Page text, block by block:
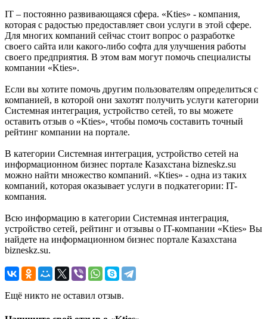
IT – постоянно развивающаяся сфера. «Kties» - компания,
которая с радостью предоставляет свои услуги в этой сфере.
Для многих компаний сейчас стоит вопрос о разработке
своего сайта или какого-либо софта для улучшения работы
своего предприятия. В этом вам могут помочь специалисты
компании «Kties».
Если вы хотите помочь другим пользователям определиться с
компанией, в которой они захотят получить услуги категории
Системная интеграция, устройство сетей, то вы можете
оставить отзыв о «Kties», чтобы помочь составить точный
рейтинг компании на портале.
В категории Системная интеграция, устройство сетей на
информационном бизнес портале Казахстана bizneskz.su
можно найти множество компаний. «Kties» - одна из таких
компаний, которая оказывает услуги в подкатегории: IT-
компания.
Всю информацию в категории Системная интеграция,
устройство сетей, рейтинг и отзывы о IT-компании «Kties» Вы
найдете на информационном бизнес портале Казахстана
bizneskz.su.
Ещё никто не оставил отзыв.